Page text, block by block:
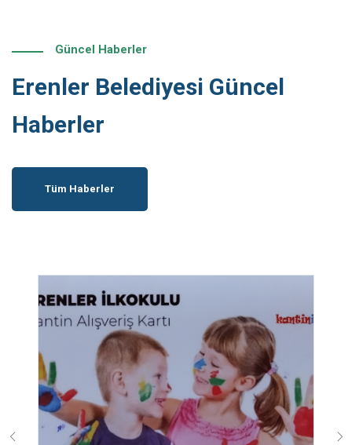
Güncel Haberler
Erenler Belediyesi Güncel
Haberler
Tüm Haberler